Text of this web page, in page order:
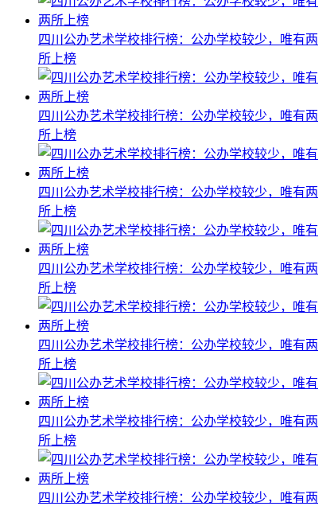
四川公办艺术学校排行榜：公办学校较少，唯有两
所上榜
四川公办艺术学校排行榜：公办学校较少，唯有两
所上榜
四川公办艺术学校排行榜：公办学校较少，唯有两
所上榜
四川公办艺术学校排行榜：公办学校较少，唯有两
所上榜
四川公办艺术学校排行榜：公办学校较少，唯有两
所上榜
四川公办艺术学校排行榜：公办学校较少，唯有两
所上榜
四川公办艺术学校排行榜：公办学校较少，唯有两